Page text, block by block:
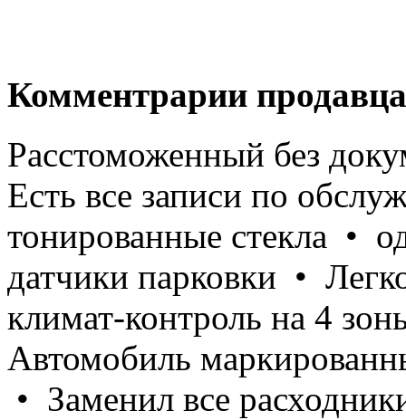
Комментрарии
Расстоможенный без
Есть все записи по
тонированные стекла •
датчики парковки •
климат-контроль на 4
Автомобиль
• Заменил все